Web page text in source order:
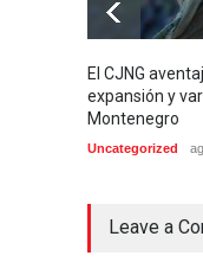
El CJNG
expansión y
Montenegro
Uncategorized
Leave a